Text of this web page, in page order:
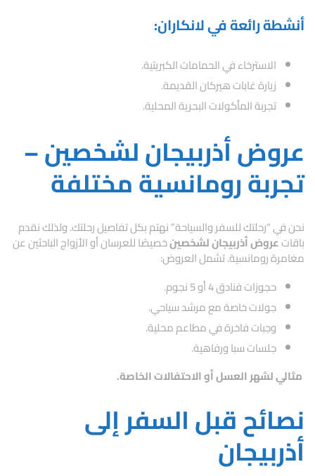
أنشطة رائعة في لانكاران:
الاسترخاء في الحمامات الكبريتية.
زيارة غابات هيركان القديمة.
تجربة المأكولات البحرية المحلية.
عروض أذربيجان لشخصين –
تجربة رومانسية مختلفة
نحن في “رحلتك للسفر والسياحة” نهتم بكل تفاصيل رحلتك. ولذلك نقدم
باقاتعروض أذربيجان لشخصينخصيصًا للعرسان أو الأزواج الباحثين عن
مغامرة رومانسية. تشمل العروض:
حجوزات فنادق 4 أو 5 نجوم.
جولات خاصة مع مرشد سياحي.
وجبات فاخرة في مطاعم محلية.
جلسات سبا ورفاهية.
مثالي لشهر العسل أو الاحتفالات الخاصة.
نصائح قبل السفر إلى
أذربيجان